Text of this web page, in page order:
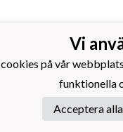
rf
Vi
på vår
funktionella
Acceptera alla